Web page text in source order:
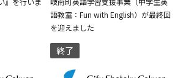
語教室：Fun with English）が最終回
を迎えました
終了